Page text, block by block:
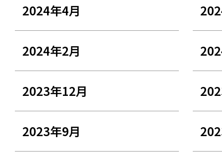
2024年4月
2024年2月
2023年12月
2023年9月